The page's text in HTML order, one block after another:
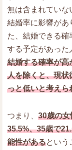
無は含まれていな
結婚率に影響があ
た、結婚できる
する予定があった
結婚する確率が高
人を除くと、現状
っと低いと考えら
つまり、 30歳の女
35.5%、35歳で
能性があるという